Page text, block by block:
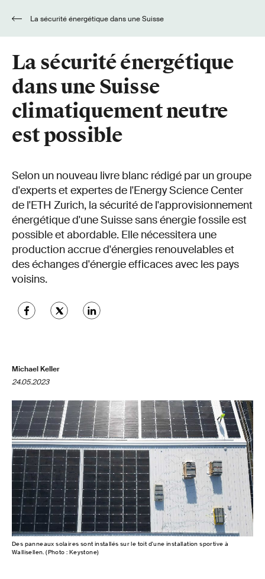
La sécurité énergétique
dans une Suisse
climatiquement neutre
est possible
Selon un nouveau livre blanc rédigé par un groupe
d'experts et expertes de l'Energy Science Center
de l'ETH Zurich, la sécurité de l'approvisionnement
énergétique d'une Suisse sans énergie fossile est
possible et abordable. Elle nécessitera une
production accrue d'énergies renouvelables et
des échanges d'énergie efficaces avec les pays
voisins.
Michael Keller
24.05.2023
Des panneaux solaires sont installés sur le toit d'une installation sportive à
Wallisellen. (Photo : Keystone)